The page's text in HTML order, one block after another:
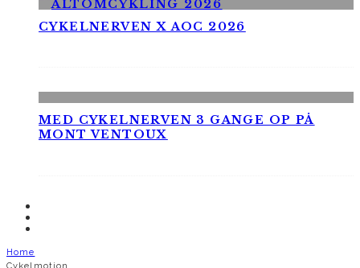
CYKELNERVEN X AOC 2026
MED CYKELNERVEN 3 GANGE OP PÅ
MONT VENTOUX
Home
Cykelmotion